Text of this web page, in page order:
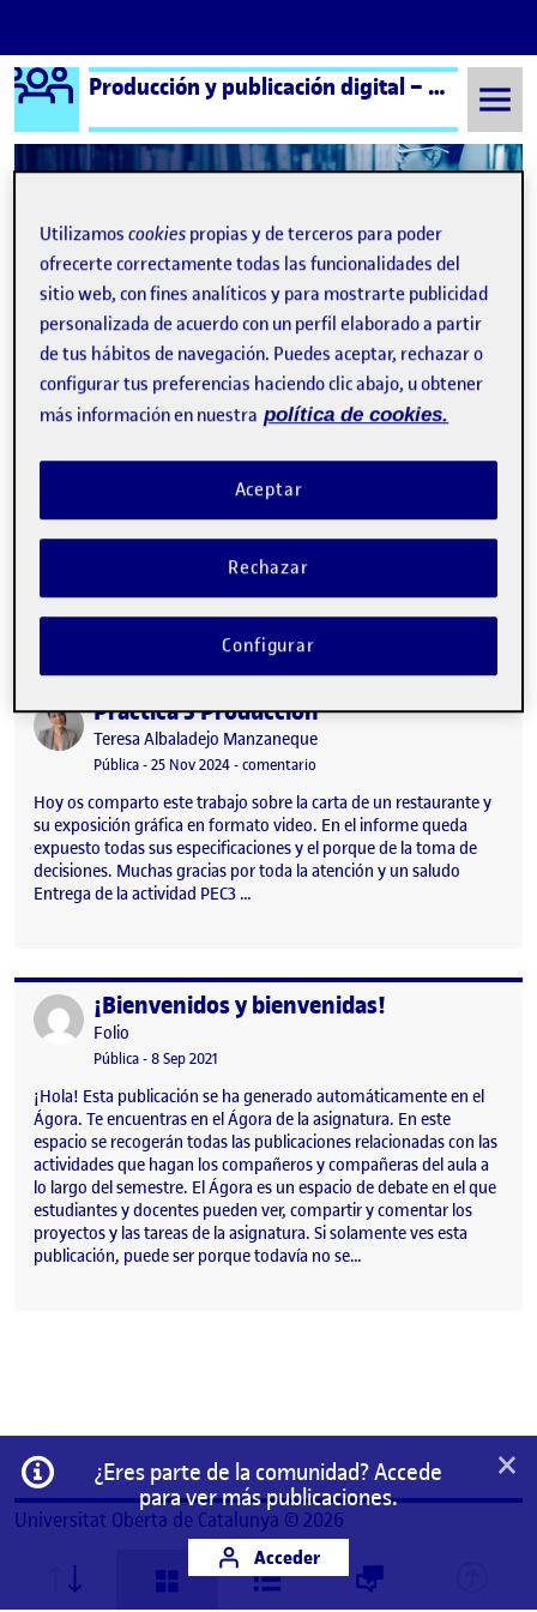
Saltar al contenido
Logo Ágora Producción y publicación digital – Aula 2
Semestre 20241 - Aula 2
Publicado porENTREGA PEC4
Publicado por
Teresa Albaladejo Manzaneque
Visibilidad:
Pública- Fecha de publicación
2 Ene 20252 enero, 2025 1:13 pm
-comentarioen ENTREGA PEC4
Entrega de la actividad PEC4 …
Práctica 3 video Producción
Publicado por
Teresa Albaladejo Manzaneque
Fecha de publicación
25 Nov 202425 noviembre, 2024 7:41 am
-comentario
Entrega de la actividad PEC3 …
Publicado porPráctica 3 Producción
Publicado por
Teresa Albaladejo Manzaneque
Visibilidad:
Pública-Fecha de publicación
25 Nov 2024-comentario
Hoy os comparto este trabajo sobre la carta de un restaurante y
su exposición gráfica en formato video. En el informe queda
expuesto todas sus especificaciones y el porque de la toma de
decisiones. Muchas gracias por toda la atención y un saludo
Entrega de la actividad PEC3 …
Publicado por¡Bienvenidos y bienvenidas!
Publicado por
Folio
Visibilidad:
Pública-Fecha de publicación
8 Sep 2021
¡Hola! Esta publicación se ha generado automáticamente en el
Ágora. Te encuentras en el Ágora de la asignatura. En este
espacio se recogerán todas las publicaciones relacionadas con las
actividades que hagan los compañeros y compañeras del aula a
lo largo del semestre. El Ágora es un espacio de debate en el que
estudiantes y docentes pueden ver, compartir y comentar los
proyectos y las tareas de la asignatura. Si solamente ves esta
publicación, puede ser porque todavía no se…
Información
¿Eres parte de la comunidad? Accede
para ver más publicaciones.
Acceder
×
Universitat Oberta de Catalunya © 2026
Utilizamoscookies propias y de terceros para poder
ofrecerte correctamente todas las funcionalidades del
sitio web, con fines analíticos y para mostrarte publicidad
personalizada de acuerdo con un perfil elaborado a partir
de tus hábitos de navegación. Puedes aceptar, rechazar o
configurar tus preferencias haciendo clic abajo, u obtener
más información en nuestra política de cookies.
Rechazar
Aceptar
Configurar